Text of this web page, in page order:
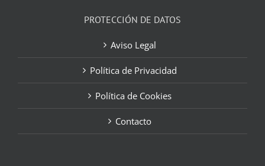
PROTECCIÓN DE DATOS
Aviso Legal
Política de Privacidad
Política de Cookies
Contacto